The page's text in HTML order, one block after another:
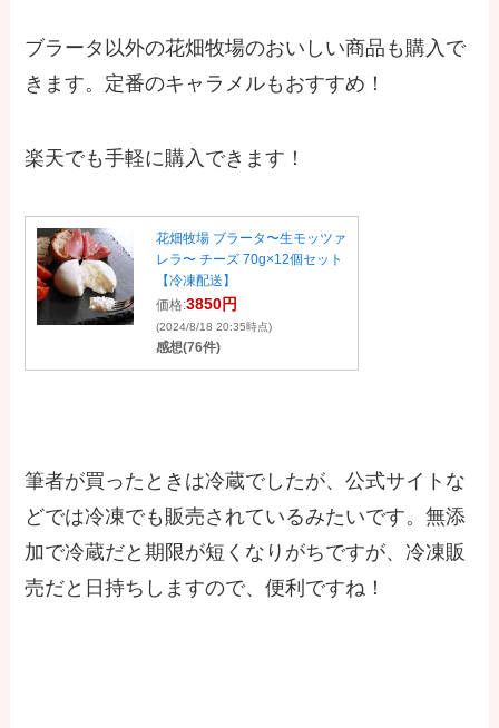
ブラータ以外の花畑牧場のおいしい商品も購入で
きます。定番のキャラメルもおすすめ！
楽天でも手軽に購入できます！
花畑牧場 ブラータ〜生モッツァ
レラ〜 チーズ 70g×12個セット
【冷凍配送】
価格:3850円
(2024/8/18 20:35時点)
感想(76件)
筆者が買ったときは冷蔵でしたが、公式サイトな
どでは冷凍でも販売されているみたいです。無添
加で冷蔵だと期限が短くなりがちですが、冷凍販
売だと日持ちしますので、便利ですね！